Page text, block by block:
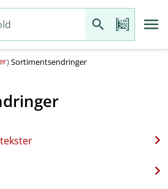
)Sortimentsendringer